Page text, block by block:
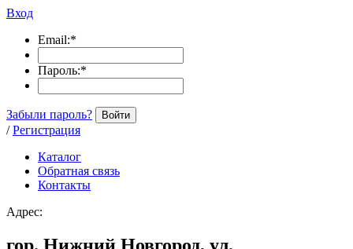
Вход
Email:*
Пароль:*
Забыли пароль? Войти
/ Регистрация
Каталог
Обратная связь
Контакты
Адрес: